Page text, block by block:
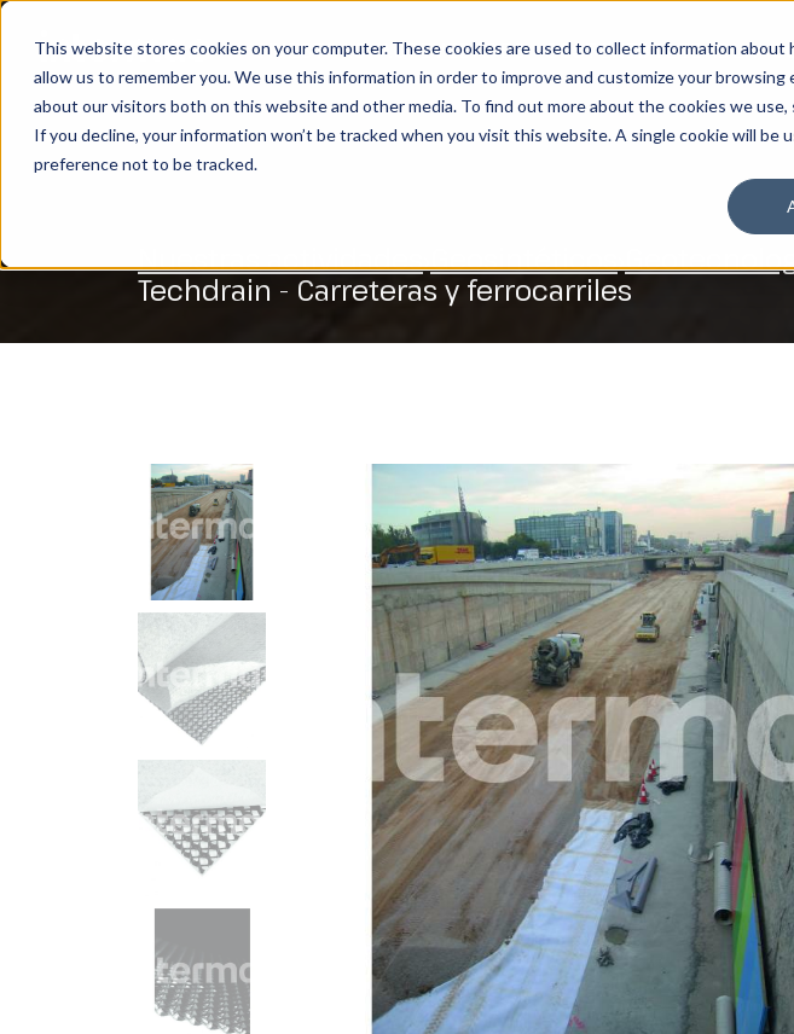
This website stores cookies on your computer. These cookies are used to collect information
allow us to remember you. We use this information in order to improve and customize your
about our visitors both on this website and other media. To find out more about the cookies we use,
If you decline, your information won’t be tracked when you visit this website. A single cookie will be
preference not to be tracked.
NUESTRAS ACTIVIDADES SOSTENIBILIDADLA
BUSCAR
Nuestras actividadesGeosintéticos
Techdrain - Carreteras y ferrocarriles